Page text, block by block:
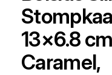
13×6.8
Caramel,